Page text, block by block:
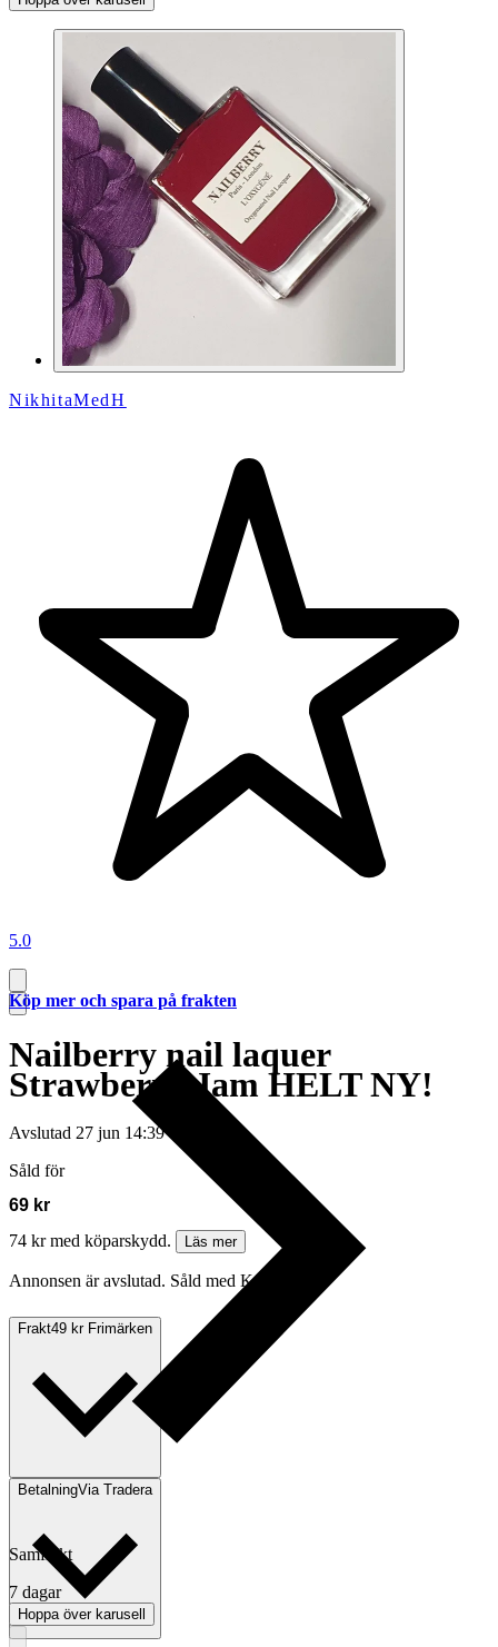
NikhitaMedH
5.0
Nailberry nail laquer
Strawberry Jam HELT NY!
Avslutad 27 jun 14:39
Såld för
69 kr
74 kr med köparskydd.
Läs mer
Annonsen är avslutad. Såld med Köp nu.
Frakt49 kr Frimärken
BetalningVia Tradera
Köp mer och spara på frakten
Samfrakt
7 dagar
Hoppa över karusell